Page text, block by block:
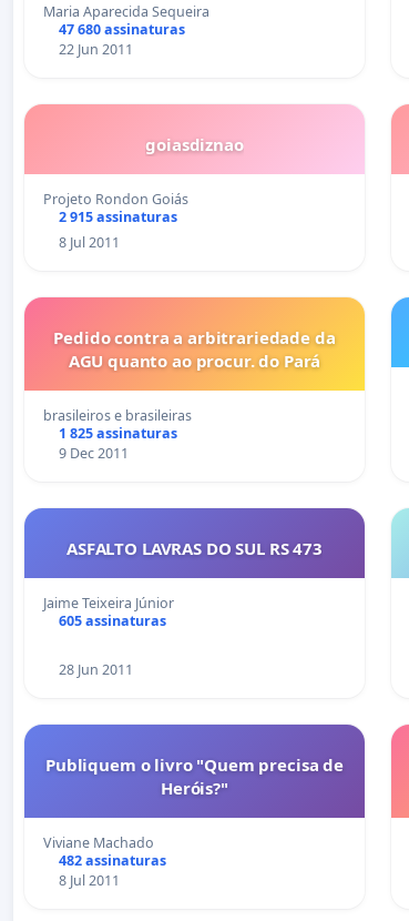
Maria Aparecida Sequeira
47 680 assinaturas
22 Jun 2011
goiasdiznao
Projeto Rondon Goiás
2 915 assinaturas
8 Jul 2011
Pedido contra a arbitrariedade da
AGU quanto ao procur. do Pará
brasileiros e brasileiras
1 825 assinaturas
9 Dec 2011
ASFALTO LAVRAS DO SUL RS 473
Jaime Teixeira Júnior
605 assinaturas
28 Jun 2011
Publiquem o livro "Quem precisa de
Heróis?"
Viviane Machado
482 assinaturas
8 Jul 2011